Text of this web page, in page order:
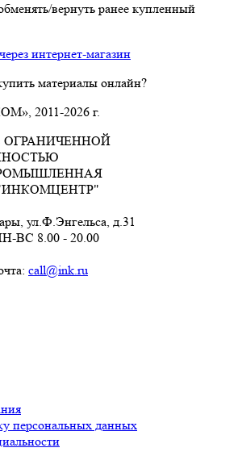
вернуть ранее купленный
интернет-магазин
материалы онлайн?
2011-2026 г.
ул.Ф.Энгельса, д.31
ВС 8.00 - 20.00
call@ink.ru
персональных данных